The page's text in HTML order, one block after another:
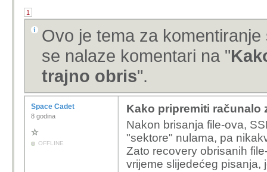
1
Ovo je tema za
se nalaze komentari na "
trajno obris".
Space Cadet
8 godina
OFFLINE
Kako pripremiti računalo
Nakon brisanja file-ova,
"sektore" nulama, pa
Zato recovery obrisanih
vrijeme slijedećeg pisanja,